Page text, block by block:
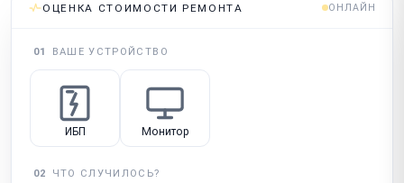
ОЦЕНКА СТОИМОСТИ РЕМОНТА ОНЛАЙН
01 ВАШЕ УСТРОЙСТВО
ИБП Монитор
02 ЧТО СЛУЧИЛОСЬ?